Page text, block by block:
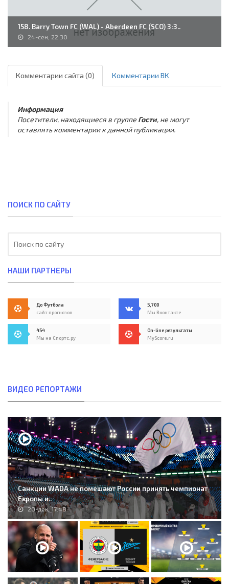
158. Barry Town FC (WAL) - Aberdeen FC (SCO) 3:3..
24-сен, 22:30
Комментарии сайта (0) Комментарии ВК
Информация
Посетители, находящиеся в группе Гости, не могут
оставлять комментарии к данной публикации.
ПОИСК ПО САЙТУ
НАШИ ПАРТНЕРЫ
До Футбола
сайт прогнозов
5,700
Мы Вконтакте
454
Мы на Спортс.ру
On-line результаты
MyScore.ru
ВИДЕО РЕПОРТАЖИ
Санкции WADA не помешают России принять чемпионат
Европы и..
20-дек, 17:48